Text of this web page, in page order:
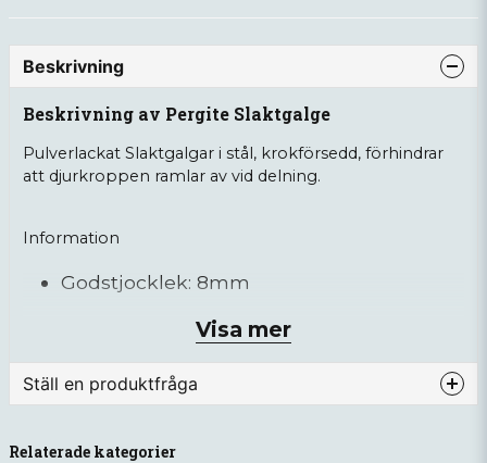
Beskrivning
Beskrivning av Pergite Slaktgalge
Pulverlackat Slaktgalgar i stål, krokförsedd, förhindrar
att djurkroppen ramlar av vid delning.
Information
Godstjocklek: 8mm
Bredd: Rådjur 390mm, Hjort/Vildsvin
Visa mer
Ställ en produktfråga
Fråga oss något om denna produkten...
Relaterade kategorier